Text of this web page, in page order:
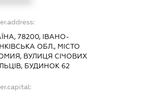
78200, ІВАНО-
ОБЛ., МІСТО
ВУЛИЦЯ СІЧОВИХ
БУДИНОК 62